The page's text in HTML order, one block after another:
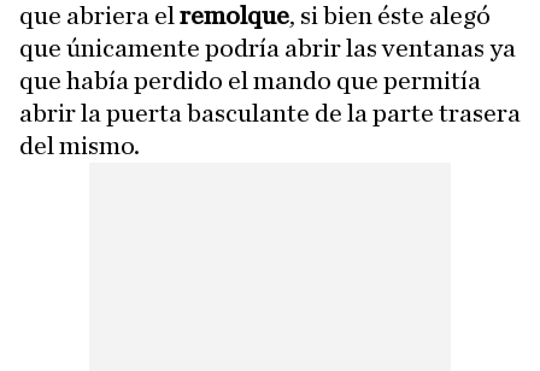
que abriera el remolque, si bien éste alegó
que únicamente podría abrir las ventanas ya
que había perdido el mando que permitía
abrir la puerta basculante de la parte trasera
del mismo.